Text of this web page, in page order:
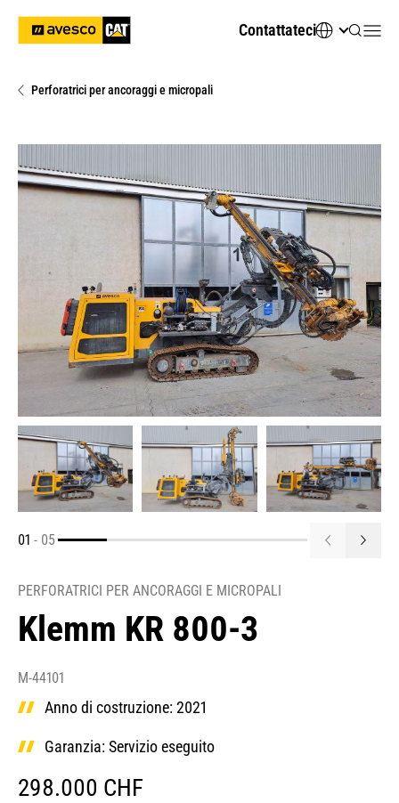
Contattateci
Perforatrici per ancoraggi e micropali
01 - 05
PERFORATRICI PER ANCORAGGI E MICROPALI
Klemm KR 800-3
M-44101
Anno di costruzione: 2021
Garanzia: Servizio eseguito
298.000 CHF